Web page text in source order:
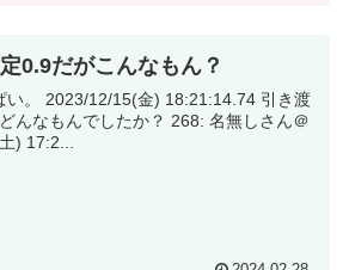
0.9だがこんなもん？
引き渡
16(土) 17:2...